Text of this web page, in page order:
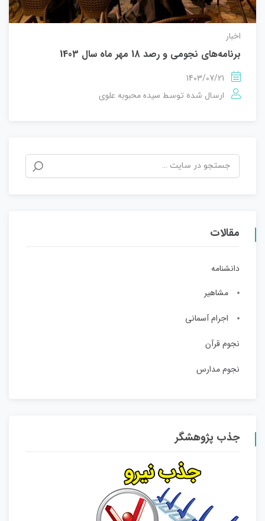
اخبار
برنامه‌های نجومی و رصد 18 مهر ماه سال 1403
1403/07/21
ارسال شده توسط سیده محبوبه علوی
مقالات
دانشنامه
مشاهیر
اجرام آسمانی
نجوم قرآن
نجوم مدارس
جذب پژوهشگر